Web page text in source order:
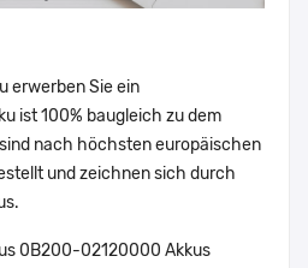
erwerben Sie ein
ist 100% baugleich zu dem
nach höchsten europäischen
und zeichnen sich durch
0B200-02120000 Akkus